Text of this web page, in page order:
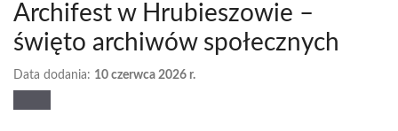
Archifest w Hrubieszowie –
święto archiwów społecznych
Data dodania: 10 czerwca 2026 r.